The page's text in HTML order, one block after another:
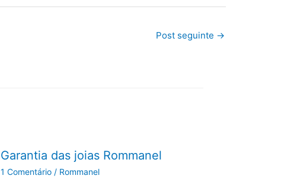
Post seguinte →
Garantia das joias Rommanel
1 Comentário / Rommanel